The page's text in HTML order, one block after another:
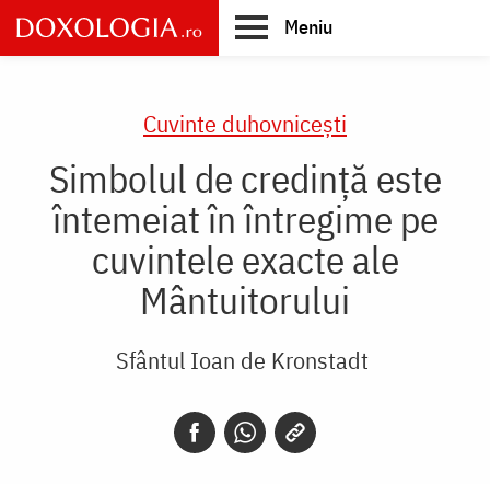
Skip
to
main
Meniu
Cuvinte duhovnicești
Simbolul de credinţă este
întemeiat în întregime pe
cuvintele exacte ale
Mântuitorului
Sfântul Ioan de Kronstadt